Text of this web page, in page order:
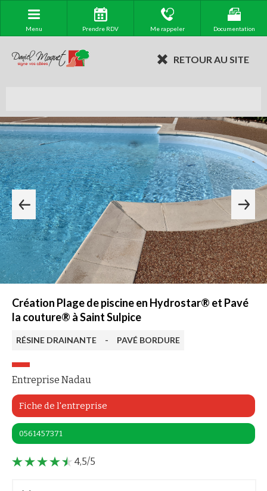
Menu Prendre RDV Me rappeler Documentation
RETOUR AU SITE
Création Plage de piscine en Hydrostar® et Pavé
la couture® à Saint Sulpice
RÉSINE DRAINANTE - PAVÉ BORDURE
Entreprise Nadau
Fiche de l'entreprise
0561457371
4,5/5